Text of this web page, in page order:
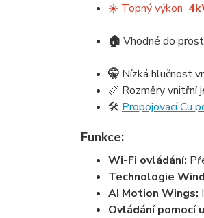
☀️ Topný výkon
🏠 Vhodné do
🤫 Nízká hlučnost
📏 Rozměry
🛠️ Propojovací Cu
Funkce:
Wi-Fi ovládání:
Technologie
AI Motion Wings:
Ovládání pomocí